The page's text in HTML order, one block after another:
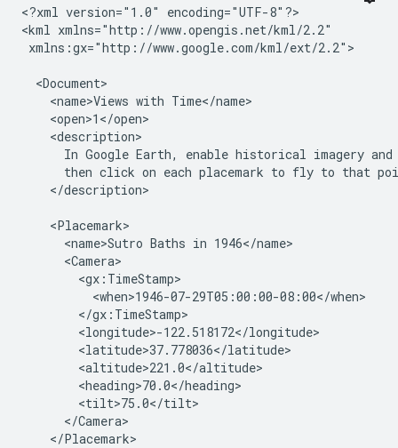
<?xml version="1.0" encoding="UTF-8"?>
<kml xmlns="http://www.opengis.net/kml/2.2"
xmlns:gx="http://www.google.com/kml/ext/2.2">
  <Document>
    <name>Views with Time</name>
    <open>1</open>
    <description>
In Google Earth, enable historical imagery and
then click on each placemark to fly to that
    </description>
    <Placemark>
      <name>Sutro Baths in 1946</name>
      <Camera>
        <gx:TimeStamp>
          <when>1946-07-29T05:00:00-08:00</when>
        </gx:TimeStamp>
        <longitude>-122.518172</longitude>
        <latitude>37.778036</latitude>
        <altitude>221.0</altitude>
        <heading>70.0</heading>
        <tilt>75.0</tilt>
      </Camera>
    </Placemark>